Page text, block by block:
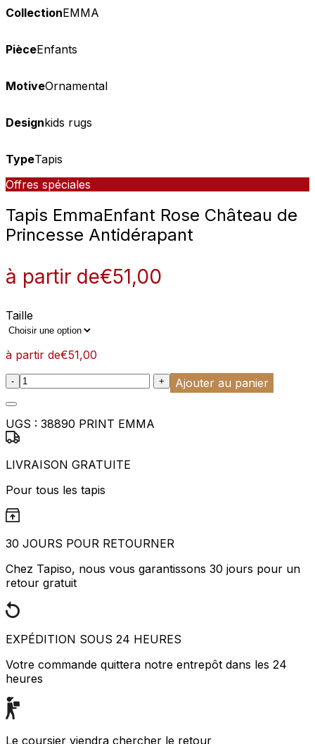
CollectionEMMA
PièceEnfants
MotiveOrnamental
Designkids rugs
TypeTapis
Offres spéciales
Tapis EmmaEnfant Rose Château de
Princesse Antidérapant
à partir de€51,00
Taille
à partir de€51,00
:product_name quantity
- + Ajouter au panier
UGS : 38890 PRINT EMMA
LIVRAISON GRATUITE
Pour tous les tapis
30 JOURS POUR RETOURNER
Chez Tapiso, nous vous garantissons 30 jours pour un
retour gratuit
EXPÉDITION SOUS 24 HEURES
Votre commande quittera notre entrepôt dans les 24
heures
Le coursier viendra chercher le retour